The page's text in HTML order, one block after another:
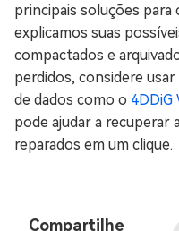
principais soluções
explicamos suas
compactados e
perdidos, considere
de dados como o 4DDiG
pode ajudar a recuperar
reparados em um clique.
Compartilhe